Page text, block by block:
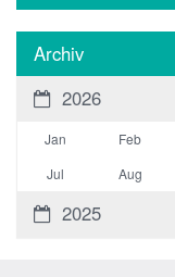
Archiv
2026
Jan Feb
Jul
Aug
2025